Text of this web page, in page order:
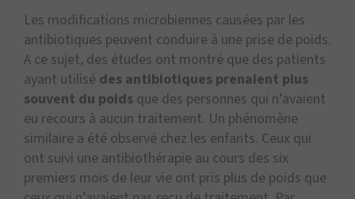
Les modifications microbiennes causées par les
antibiotiques peuvent conduire à une prise de poids.
A ce sujet, des études ont montré que des patients
ayant utilisé des antibiotiques prenaient plus
souvent du poids que des personnes qui n’avaient
eu recours à aucun traitement. Un phénomène
similaire a été observé chez les enfants. Ceux qui
ont suivi une antibiothérapie au cours des six
premiers mois de leur vie ont pris plus de poids que